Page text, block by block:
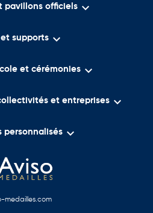
pavillons officiels 
et supports 
et cérémonies 
et entreprises 
personnalisés 
medailles.com